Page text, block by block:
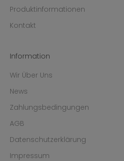
Produktinformationen
Kontakt
Information
Wir Über Uns
News
Zahlungsbedingungen
AGB
Datenschutzerklärung
Impressum